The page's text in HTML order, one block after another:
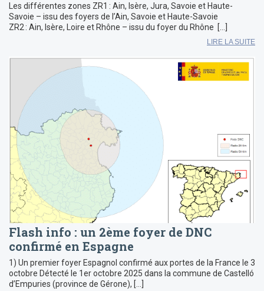
Les différentes zones ZR1 : Ain, Isère, Jura, Savoie et Haute-
Savoie – issu des foyers de l’Ain, Savoie et Haute-Savoie
ZR2 : Ain, Isère, Loire et Rhône – issu du foyer du Rhône […]
LIRE LA SUITE
Flash info : un 2ème foyer de DNC
confirmé en Espagne
1) Un premier foyer Espagnol confirmé aux portes de la France le 3
octobre Détecté le 1er octobre 2025 dans la commune de Castelló
d’Empuries (province de Gérone), […]